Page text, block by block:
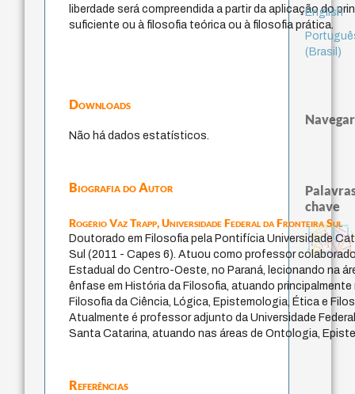
liberdade será compreendida a partir da aplicação do
suficiente ou à filosofia teórica ou à filosofia prática.
Downloads
Não há dados estatísticos.
Biografia do Autor
Rogério Vaz Trapp,Universidade Federal da Fronteira Sul
Doutorado em Filosofia pela Pontifícia Universidade
Sul (2011 - Capes 6). Atuou como professor
Estadual do Centro-Oeste, no Paraná, lecionando na
ênfase em História da Filosofia, atuando
Filosofia da Ciência, Lógica, Epistemologia, Ética e
Atualmente é professor adjunto da Universidade
Santa Catarina, atuando nas áreas de Ontologia,
Referências
English
(Brasil)
Navegar
chave
fundamentalismo
jacobi
protágoras
experiência temporal
metafísica do tempo género
idade intolerância
identidade nacional
homem-medida
filosofias indígenas j.c.m. neto
palavra
perdón
leyes
violencia
guayaquil
logos
pedagogia
lei
desejo papel da lei
mind
therapy
realidad